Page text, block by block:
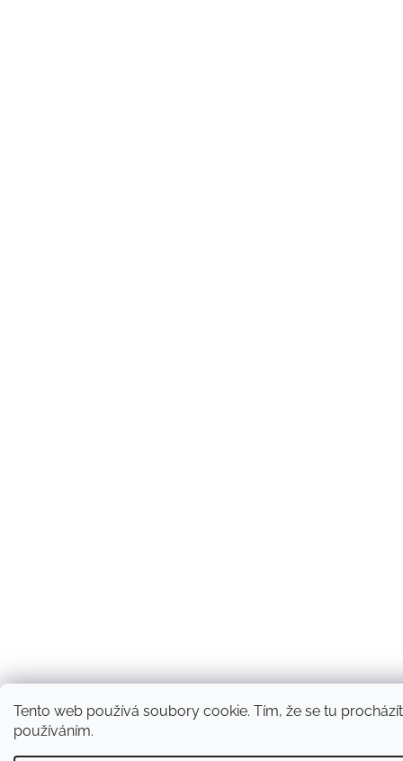
Tento web používá soubory cookie. Tím, že se tu
používáním.